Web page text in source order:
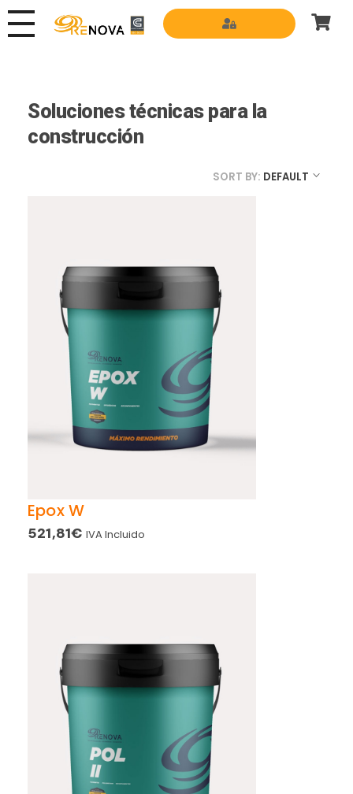
Soluciones técnicas para la
construcción
SORT BY: DEFAULT
Epox W
521,81€ IVA Incluido